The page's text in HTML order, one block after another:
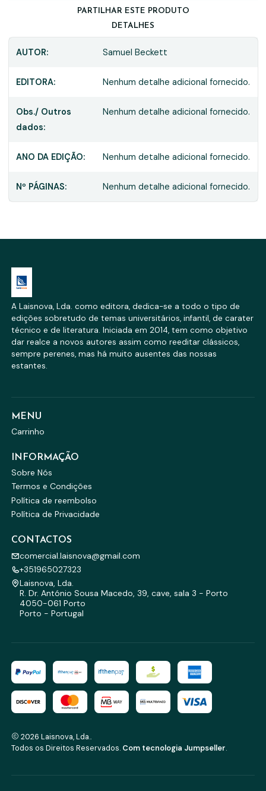
PARTILHAR ESTE PRODUTO
DETALHES
AUTOR: Samuel Beckett
EDITORA: Nenhum detalhe adicional fornecido.
Obs./ Outros
dados:
Nenhum detalhe adicional fornecido.
ANO DA EDIÇÃO: Nenhum detalhe adicional fornecido.
Nº PÁGINAS: Nenhum detalhe adicional fornecido.
A Laisnova, Lda. como editora, dedica-se a todo o tipo de
edições sobretudo de temas universitários, infantil, de carater
técnico e de literatura. Iniciada em 2014, tem como objetivo
dar realce a novos autores assim como reeditar clássicos,
sempre perenes, mas há muito ausentes das nossas
estantes.
MENU
Carrinho
INFORMAÇÃO
Sobre Nós
Termos e Condições
Política de reembolso
Política de Privacidade
CONTACTOS
comercial.laisnova@gmail.com
+351965027323
Laisnova, Lda.
R. Dr. António Sousa Macedo, 39, cave, sala 3 - Porto
4050-061 Porto
Porto - Portugal
2026 Laisnova, Lda..
Todos os Direitos Reservados. Com tecnologia Jumpseller.